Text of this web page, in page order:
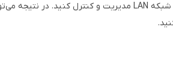
شبکه LAN مدیریت و کنترل کنید. در نتیجه
.